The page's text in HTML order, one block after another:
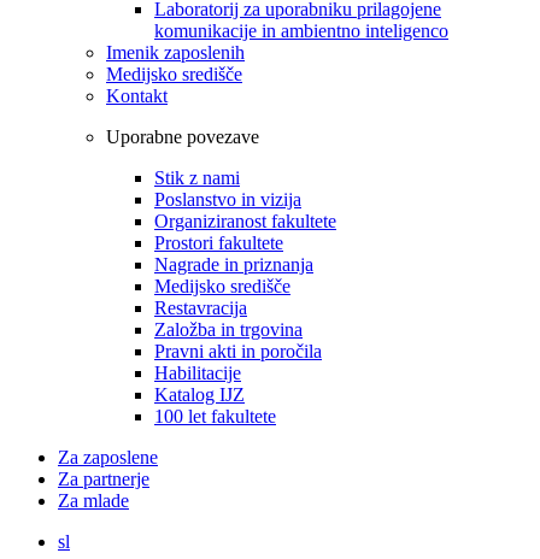
Laboratorij za uporabniku prilagojene
komunikacije in ambientno inteligenco
Imenik zaposlenih
Medijsko središče
Kontakt
Uporabne povezave
Stik z nami
Poslanstvo in vizija
Organiziranost fakultete
Prostori fakultete
Nagrade in priznanja
Medijsko središče
Restavracija
Založba in trgovina
Pravni akti in poročila
Habilitacije
Katalog IJZ
100 let fakultete
Za zaposlene
Za partnerje
Za mlade
sl